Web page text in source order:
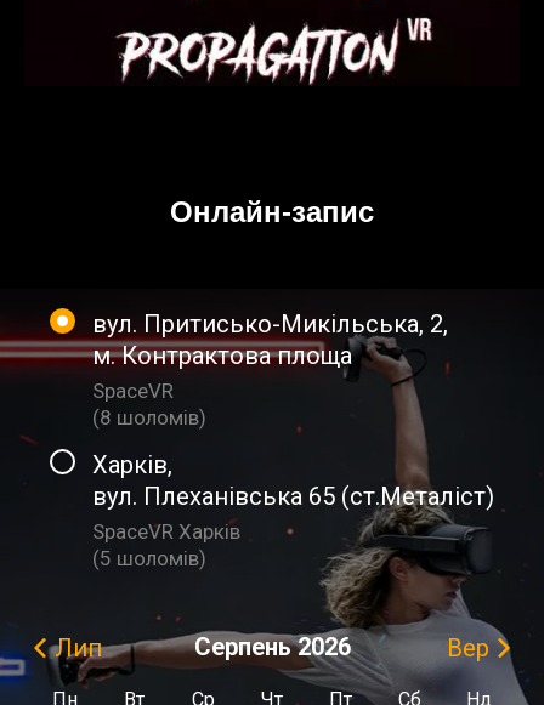
Онлайн-запис
вул. Притисько-Микільська, 2,
м. Контрактова площа
SpaceVR
(8 шоломiв)
Харків,
вул. Плеханівська 65 (ст.Металіст)
SpaceVR Харків
(5 шоломiв)
Лип Серпень 2026 Вер
Пн Вт Ср Чт Пт Сб Нд